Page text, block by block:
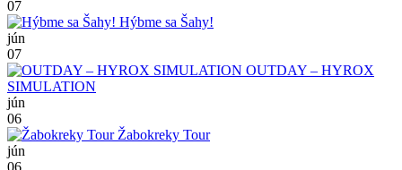
07
Hýbme sa Šahy!
jún
07
OUTDAY – HYROX
SIMULATION
jún
06
Žabokreky Tour
jún